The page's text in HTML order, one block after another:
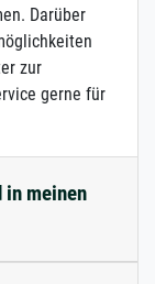
Darüber
zur
gerne für
in meinen